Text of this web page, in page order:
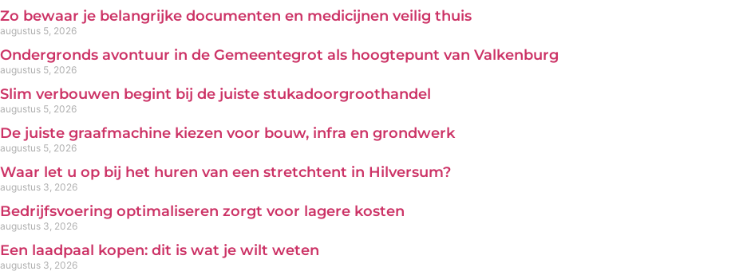
Zo bewaar je belangrijke documenten en medicijnen veilig thuis
augustus 5, 2026
Ondergronds avontuur in de Gemeentegrot als hoogtepunt van Valkenburg
augustus 5, 2026
Slim verbouwen begint bij de juiste stukadoorgroothandel
augustus 5, 2026
De juiste graafmachine kiezen voor bouw, infra en grondwerk
augustus 5, 2026
Waar let u op bij het huren van een stretchtent in Hilversum?
augustus 3, 2026
Bedrijfsvoering optimaliseren zorgt voor lagere kosten
augustus 3, 2026
Een laadpaal kopen: dit is wat je wilt weten
augustus 3, 2026